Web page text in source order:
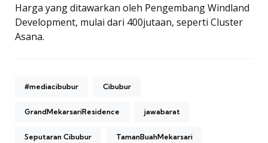
Harga yang ditawarkan oleh Pengembang Windland
Development, mulai dari 400jutaan, seperti Cluster
Asana.
#mediacibubur Cibubur
GrandMekarsariResidence jawabarat
Seputaran Cibubur TamanBuahMekarsari